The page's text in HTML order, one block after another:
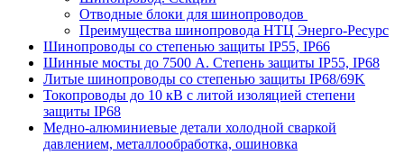
Отводные блоки для шинопроводов
Преимущества шинопровода НТЦ Энерго-Ресурс
Шинопроводы со степенью защиты IP55, IP66
Шинные мосты до 7500 А. Степень защиты IP55, IP68
Литые шинопроводы со степенью защиты IP68/69K
Токопроводы до 10 кВ с литой изоляцией степени
защиты IP68
Медно-алюминиевые детали холодной сваркой
давлением, металлообработка, ошиновка